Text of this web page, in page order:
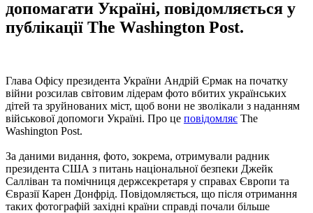
допомагати Україні, повідомляється у
публікації The Washington Post.
Глава Офісу президента України Андрій Єрмак на початку
війни розсилав світовим лідерам фото вбитих українських
дітей та зруйнованих міст, щоб вони не зволікали з наданням
військової допомоги Україні. Про це повідомляє The
Washington Post.
За даними видання, фото, зокрема, отримували радник
президента США з питань національної безпеки Джейк
Салліван та помічниця держсекретаря у справах Європи та
Євразії Карен Донфрід. Повідомляється, що після отримання
таких фотографій західні країни справді почали більше